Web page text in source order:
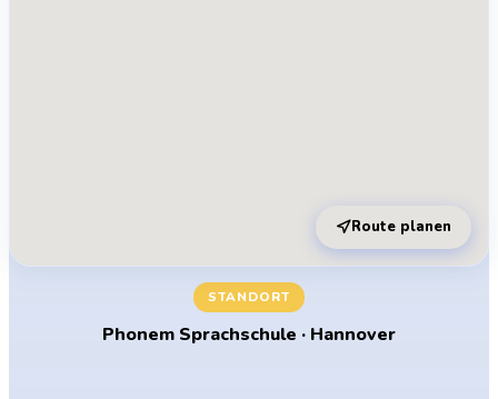
Route planen
STANDORT
Phonem Sprachschule · Hannover